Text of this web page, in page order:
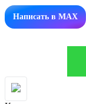
Написать в MAX